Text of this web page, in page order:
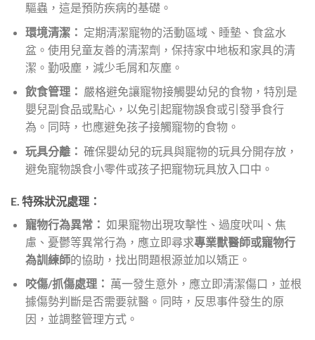
驅蟲，這是預防疾病的基礎。
環境清潔： 定期清潔寵物的活動區域、睡墊、食盆水
盆。使用兒童友善的清潔劑，保持家中地板和家具的清
潔。勤吸塵，減少毛屑和灰塵。
飲食管理： 嚴格避免讓寵物接觸嬰幼兒的食物，特別是
嬰兒副食品或點心，以免引起寵物誤食或引發爭食行
為。同時，也應避免孩子接觸寵物的食物。
玩具分離： 確保嬰幼兒的玩具與寵物的玩具分開存放，
避免寵物誤食小零件或孩子把寵物玩具放入口中。
E. 特殊狀況處理：
寵物行為異常： 如果寵物出現攻擊性、過度吠叫、焦
慮、憂鬱等異常行為，應立即尋求專業獸醫師或寵物行
為訓練師的協助，找出問題根源並加以矯正。
咬傷/抓傷處理： 萬一發生意外，應立即清潔傷口，並根
據傷勢判斷是否需要就醫。同時，反思事件發生的原
因，並調整管理方式。